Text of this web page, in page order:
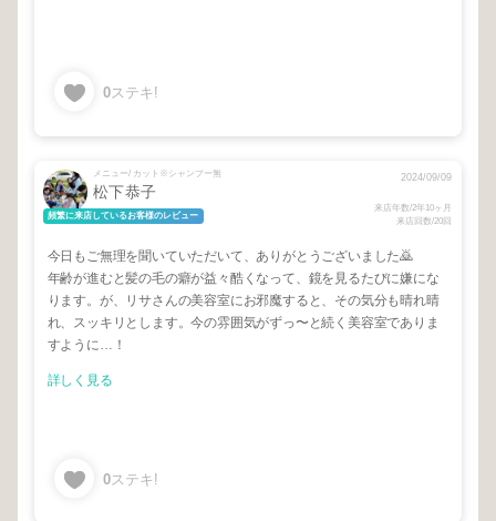
0ステキ!
メニュー/ カット※シャンプー無
松下恭子
頻繁に来店しているお客様のレビュー
2024/09/09
来店年数/2年10ヶ月
来店回数/20回
今日もご無理を聞いていただいて、ありがとうございました🙇
年齢が進むと髪の毛の癖が益々酷くなって、鏡を見るたびに嫌にな
ります。が、リサさんの美容室にお邪魔すると、その気分も晴れ晴
れ、スッキリとします。今の雰囲気がずっ〜と続く美容室でありま
すように…！
詳しく見る
0ステキ!